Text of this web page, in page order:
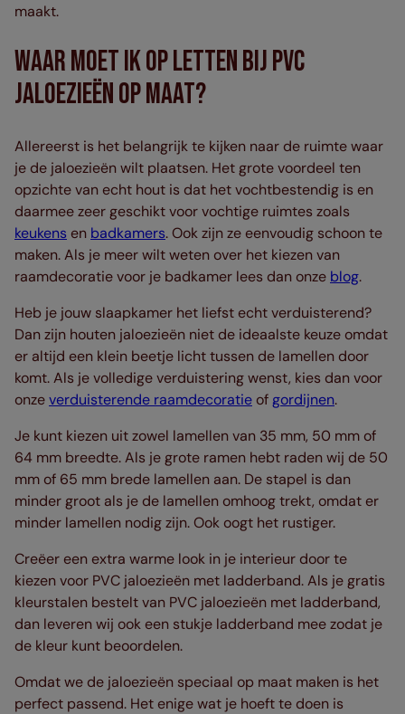
maakt.
Waar moet ik op letten bij PVC
Jaloezieën op maat?
Allereerst is het belangrijk te kijken naar de ruimte waar
je de jaloezieën wilt plaatsen. Het grote voordeel ten
opzichte van echt hout is dat het vochtbestendig is en
daarmee zeer geschikt voor vochtige ruimtes zoals
keukens en badkamers. Ook zijn ze eenvoudig schoon te
maken. Als je meer wilt weten over het kiezen van
raamdecoratie voor je badkamer lees dan onze blog.
Heb je jouw slaapkamer het liefst echt verduisterend?
Dan zijn houten jaloezieën niet de ideaalste keuze omdat
er altijd een klein beetje licht tussen de lamellen door
komt. Als je volledige verduistering wenst, kies dan voor
onzeverduisterende raamdecoratie ofgordijnen.
Je kunt kiezen uit zowel lamellen van 35 mm, 50 mm of
64 mm breedte. Als je grote ramen hebt raden wij de 50
mm of 65 mm brede lamellen aan. De stapel is dan
minder groot als je de lamellen omhoog trekt, omdat er
minder lamellen nodig zijn. Ook oogt het rustiger.
Creëer een extra warme look in je interieur door te
kiezen voor PVC jaloezieën met ladderband. Als je gratis
kleurstalen bestelt van PVC jaloezieën met ladderband,
dan leveren wij ook een stukje ladderband mee zodat je
de kleur kunt beoordelen.
Omdat we de jaloezieën speciaal op maat maken is het
perfect passend. Het enige wat je hoeft te doen is